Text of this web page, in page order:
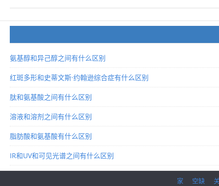
氨基醇和异己醇之间有什么区别
红斑多形和史蒂文斯·约翰逊综合症有什么区别
肽和氨基酸之间有什么区别
溶液和溶剂之间有什么区别
脂肪酸和氨基酸有什么区别
IR和UV和可见光谱之间有什么区别
家 空缺